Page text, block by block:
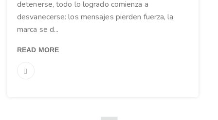
detenerse, todo lo logrado comienza a
desvanecerse: los mensajes pierden fuerza, la
marca se d...
READ MORE